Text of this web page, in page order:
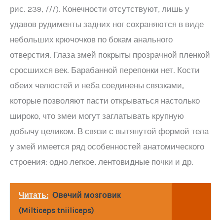
рис. 239, ///). Конечности отсутствуют, лишь у
удавов рудименты задних ног сохраняются в виде
небольших крючочков по бокам анального
отверстия. Глаза змей покрыты прозрачной пленкой
сросшихся век. Барабанной перепонки нет. Кости
обеих челюстей и неба соединены связками,
которые позволяют пасти открываться настолько
широко, что змеи могут заглатывать крупную
добычу целиком. В связи с вытянутой формой тела
у змей имеется ряд особенностей анатомического
строения: одно легкое, лентовидные почки и др.
Читать: Овечий мозговик
(Milticeps tniiliceps)